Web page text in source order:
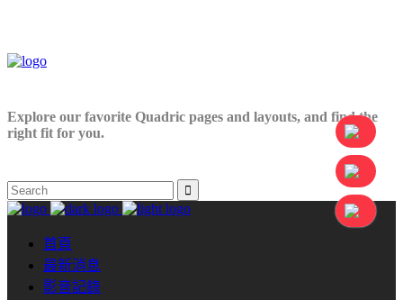
Explore our favorite Quadric pages and layouts, and find the
right fit for you.
首頁
最新消息
影音記錄